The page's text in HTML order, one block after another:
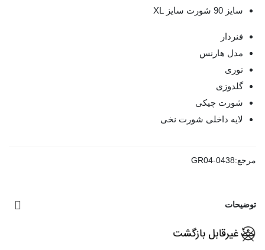
سایز 90 شورت سایز XL
فنردار
مدل هارنس
توری
گلدوزی
شورت چیکی
لایه داخلی شورت نخی
مرجع:GR04-0438
توضیحات